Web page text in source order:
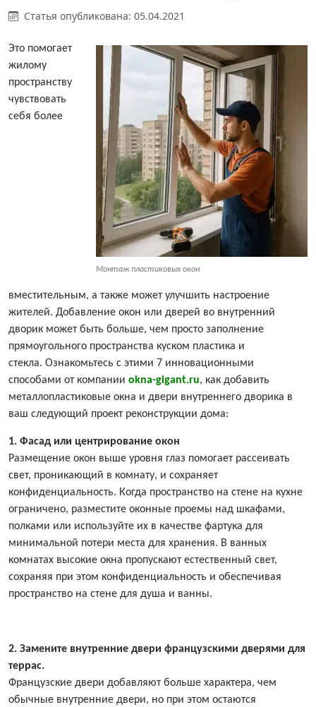
Статья опубликована: 05.04.2021
Монтаж пластиковых окон
Это помогает
жилому
пространству
чувствовать
себя более
вместительным, а также может улучшить настроение
жителей. Добавление окон или дверей во внутренний
дворик может быть больше, чем просто заполнение
прямоугольного пространства куском пластика и
стекла. Ознакомьтесь с этими 7 инновационными
способами от компании okna-gigant.ru, как добавить
металлопластиковые окна и двери внутреннего дворика в
ваш следующий проект реконструкции дома:
1. Фасад или центрирование окон
Размещение окон выше уровня глаз помогает рассеивать
свет, проникающий в комнату, и сохраняет
конфиденциальность. Когда пространство на стене на кухне
ограничено, разместите оконные проемы над шкафами,
полками или используйте их в качестве фартука для
минимальной потери места для хранения. В ванных
комнатах высокие окна пропускают естественный свет,
сохраняя при этом конфиденциальность и обеспечивая
пространство на стене для душа и ванны.
2. Замените внутренние двери французскими дверями для
террас.
Французские двери добавляют больше характера, чем
обычные внутренние двери, но при этом остаются